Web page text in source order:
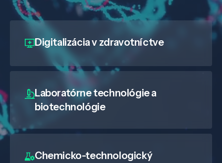
Digitalizáciav zdravotníctve
Laboratórne technológie a
biotechnológie
Chemicko-technologický